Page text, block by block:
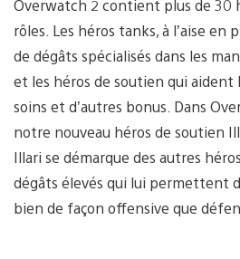
Overwatch 2 contient plus de 30
rôles. Les héros tanks, à l’aise en
de dégâts spécialisés dans les
et les héros de soutien qui aident
soins et d’autres bonus. Dans
notre nouveau héros de soutien
Illari se démarque des autres
dégâts élevés qui lui permettent
bien de façon offensive que